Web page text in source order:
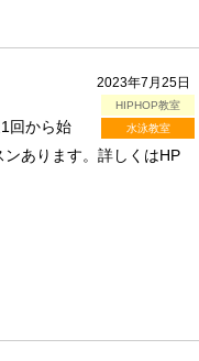
2023年7月25日
HIPHOP教室
水泳教室
回から始
あります。詳しくはHP